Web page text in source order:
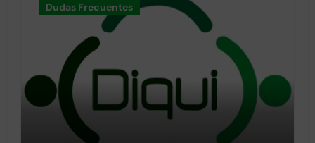
Dudas Frecuentes